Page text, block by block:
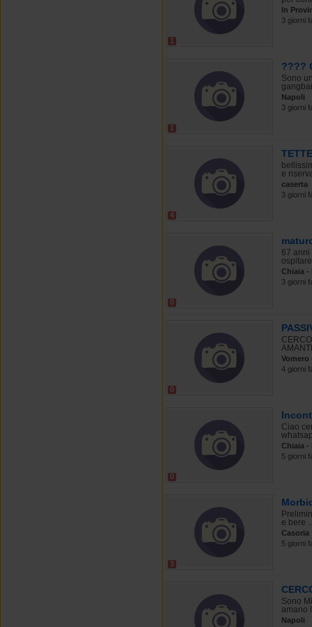
1
In
3 giorni
1
????
Sono
Napoli
3 giorni
4
e
caserta
3 giorni
0
67 anni
ospitare
Chiaia -
3 giorni
0
Vomero
4 giorni
0
Ciao
Chiaia -
5 giorni
3
e bere
Casoria
5 giorni
Sono
amano
Napoli